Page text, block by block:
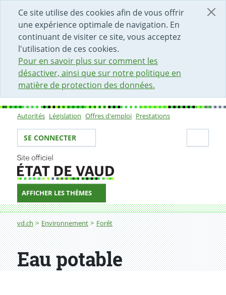
Ce site utilise des cookies afin de vous offrir
une expérience optimale de navigation. En
continuant de visiter ce site, vous acceptez
l'utilisation de ces cookies.
Pour en savoir plus sur comment les
désactiver, ainsi que sur notre politique en
matière de protection des données.
DÉBUT DU CONTENU DE LA PAGE
ACCÈS AU CHAMP DE RECHERCHE
PAGE D'ACCUEIL
FORMULAIRE DE CONTACT
Sous-navigation
Autorités Législation Offres d'emploi Prestations
Votre identité
SE CONNECTER
AFFICHER LES THÈMES
Fil d'Ariane
vd.ch Environnement Forêt
Eau potable
Eau potable